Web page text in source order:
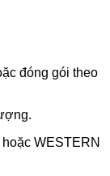
đóng gói theo
WESTERN